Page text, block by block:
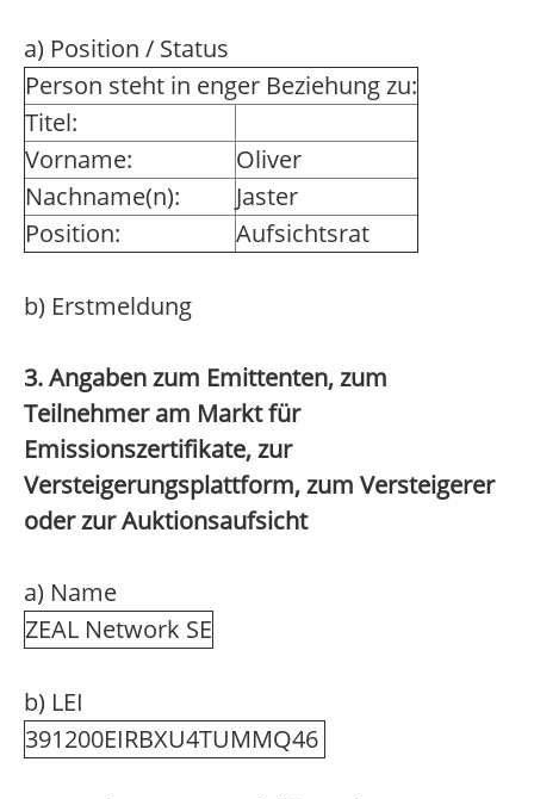
a) Position / Status
Person steht in enger Beziehung zu:
Titel:
Vorname:
Oliver
Nachname(n):
Jaster
Position:
Aufsichtsrat
b) Erstmeldung
3. Angaben zum Emittenten, zum
Teilnehmer am Markt für
Emissionszertifikate, zur
Versteigerungsplattform, zum Versteigerer
oder zur Auktionsaufsicht
a) Name
ZEAL Network SE
b) LEI
391200EIRBXU4TUMMQ46